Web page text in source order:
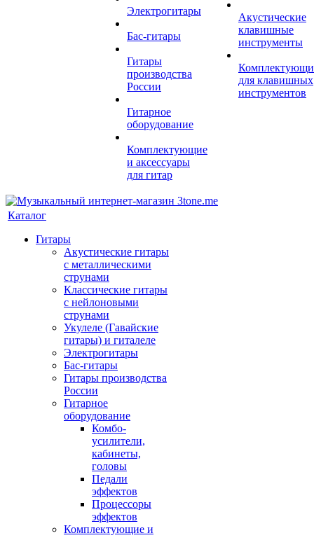
Электрогитары
Бас-гитары
Гитары
производства
России
Гитарное
оборудование
Комплектующие
и аксессуары
для гитар
Акустические
клавишные
инструменты
для клавишных
инструментов
Каталог
Гитары
Акустические гитары
с металлическими
струнами
Классические гитары
с нейлоновыми
струнами
Укулеле (Гавайские
гитары) и гиталеле
Электрогитары
Бас-гитары
Гитары производства
России
Гитарное
оборудование
Комбо-
усилители,
кабинеты,
головы
Педали
эффектов
Процессоры
эффектов
Комплектующие и